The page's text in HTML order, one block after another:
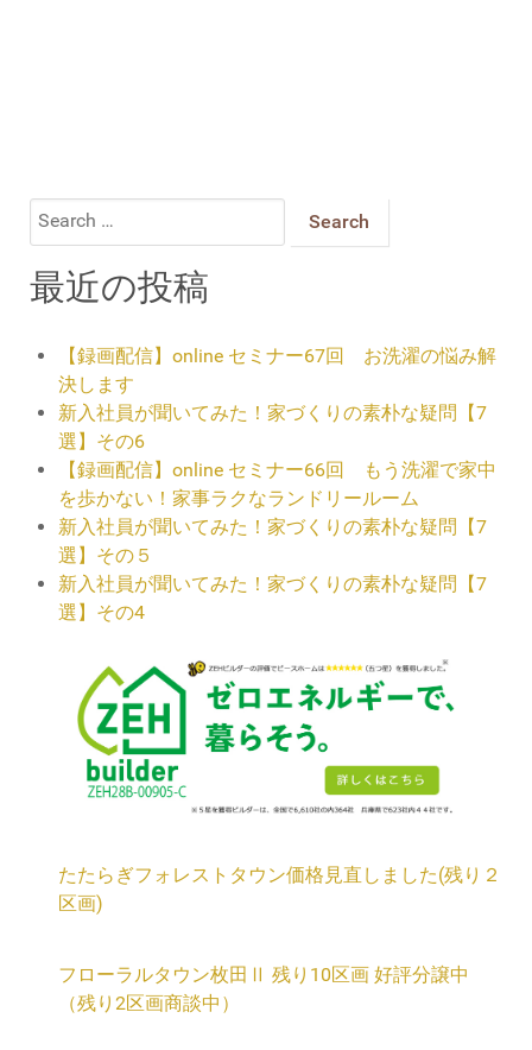
Search
最近の投稿
【録画配信】online セミナー67回 お洗濯の悩み解
決します
新入社員が聞いてみた！家づくりの素朴な疑問【7
選】その6
【録画配信】online セミナー66回 もう洗濯で家中
を歩かない！家事ラクなランドリールーム
新入社員が聞いてみた！家づくりの素朴な疑問【7
選】その５
新入社員が聞いてみた！家づくりの素朴な疑問【7
選】その4
たたらぎフォレストタウン価格見直しました(残り２
区画)
フローラルタウン枚田Ⅱ 残り10区画 好評分譲中
（残り2区画商談中）